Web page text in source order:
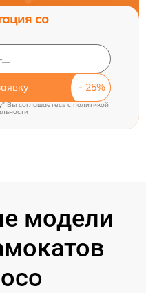
со
Вы соглашаетесь cполитикой
модели